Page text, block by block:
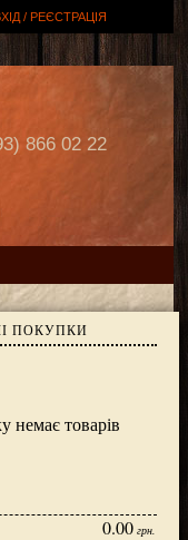
/ РЕЄСТРАЦІЯ
ПОКУПКИ
немає товарів
0.00 грн.
866 02 22